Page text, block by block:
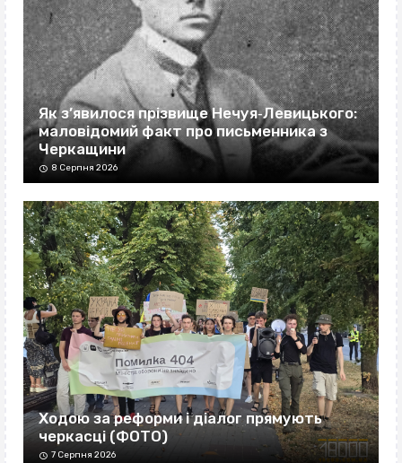
Як з’явилося прізвище Нечуя‐Левицького:
маловідомий факт про письменника з
Черкащини
8 Серпня 2026
Ходою за реформи і діалог прямують
черкасці (ФОТО)
7 Серпня 2026